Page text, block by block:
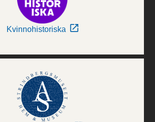
Kvinnohistoriska